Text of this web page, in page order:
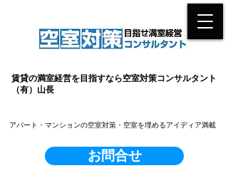
賃貸の満室経営を目指すなら空室対策コンサルタント
（有）山長
お問合せ
​アパート・マンションの空室対策・空室を埋めるアイディア満載